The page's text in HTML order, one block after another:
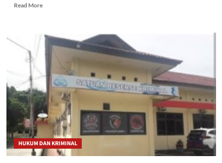
Read MoreRead
Kominfo
dan
IKP
Amin
Talib
Dipolisikan
HUKUM DAN KRIMINAL